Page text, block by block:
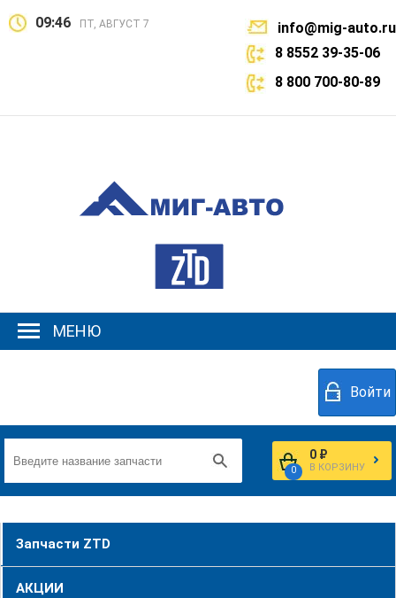
09:46 ПТ, АВГУСТ 7
info@mig-auto.ru
8 8552 39-35-06
8 800 700-80-89
МЕНЮ
Войти
0
0 ₽
В КОРЗИНУ
Запчасти ZTD
АКЦИИ